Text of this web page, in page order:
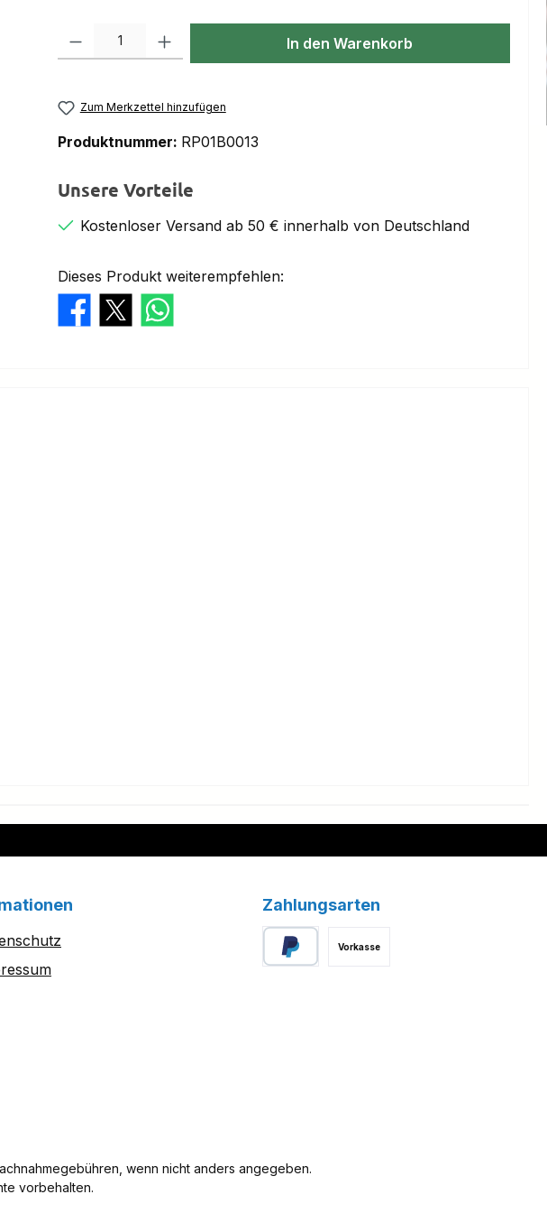
Produkt Anzahl: Gib den gewünschten Wert ein oder benutze die Schaltflächen
In den Warenkorb
Zum Merkzettel hinzufügen
Produktnummer: RP01B0013
Unsere Vorteile
Kostenloser Versand ab 50 € innerhalb von Deutschland
Dieses Produkt weiterempfehlen:
Zahlungsarten
Vorkasse
wenn nicht anders angegeben.
vorbehalten.